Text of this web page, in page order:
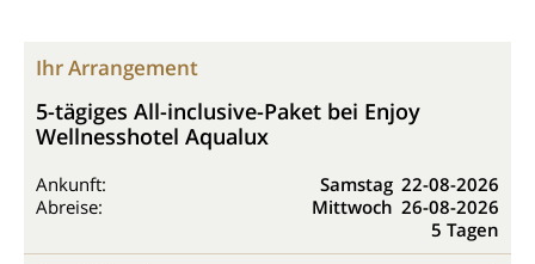
Ihr Arrangement
5-tägiges All-inclusive-Paket bei Enjoy
Wellnesshotel Aqualux
Ankunft: Samstag 22-08-2026
Abreise:
Mittwoch 26-08-2026
5 Tagen